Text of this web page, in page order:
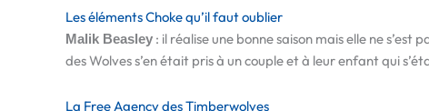
Les éléments Choke qu’il faut oublier
Malik Beasley : il réalise une bonne saison mais elle ne
des Wolves s’en était pris à un couple et à leur enfant qui
La Free Agency des Timberwolves